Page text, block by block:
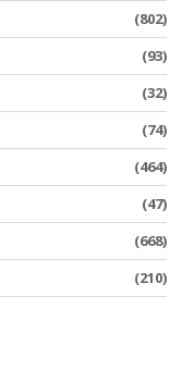
(802)
(93)
(32)
(74)
(464)
(47)
(668)
(210)